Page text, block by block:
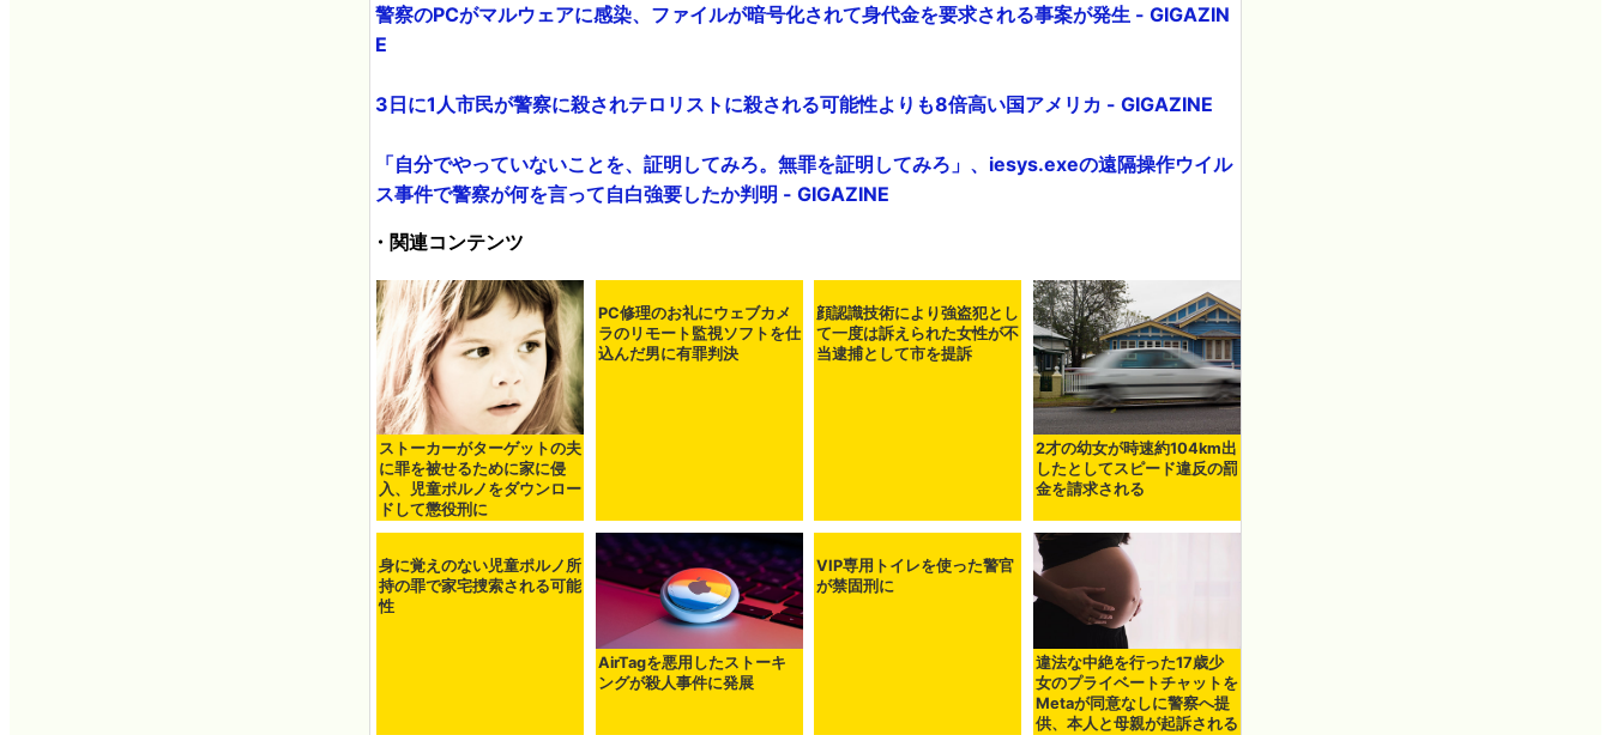
警察のPCがマルウェアに感染、ファイルが暗号化されて身代金を要求される事案が発生 - GIGAZIN
E
3日に1人市民が警察に殺されテロリストに殺される可能性よりも8倍高い国アメリカ - GIGAZINE
「自分でやっていないことを、証明してみろ。無罪を証明してみろ」、iesys.exeの遠隔操作ウイル
ス事件で警察が何を言って自白強要したか判明 - GIGAZINE
・関連コンテンツ
ストーカーがターゲットの夫
に罪を被せるために家に侵
入、児童ポルノをダウンロー
ドして懲役刑に
2才の幼女が時速約104km出
したとしてスピード違反の罰
金を請求される
AirTagを悪用したストーキ
ングが殺人事件に発展
違法な中絶を行った17歳少
女のプライベートチャットを
Metaが同意なしに警察へ提
供、本人と母親が起訴される